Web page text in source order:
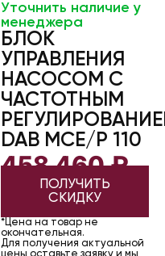
Уточнить наличие у
менеджера
БЛОК
УПРАВЛЕНИЯ
НАСОСОМ С
ЧАСТОТНЫМ
DAB MCE/P 110
458 460₽
ПОЛУЧИТЬ
СКИДКУ
*Цена на товар не
окончательная.
Для получения актуальной